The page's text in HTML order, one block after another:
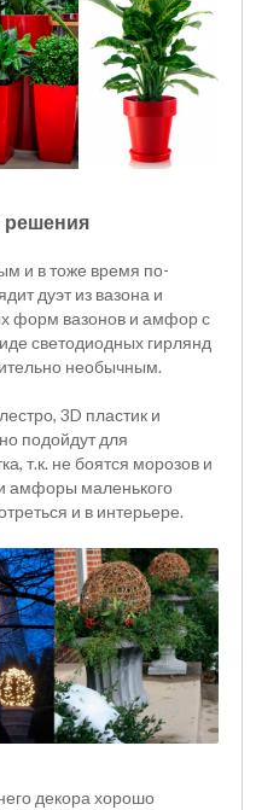
и в тоже время по-
дуэт из вазона и
форм вазонов и амфор с
светодиодных гирлянд
необычным.
3D пластик и
подойдут для
т.к. не боятся морозов и
амфоры маленького
и в интерьере.
декора хорошо